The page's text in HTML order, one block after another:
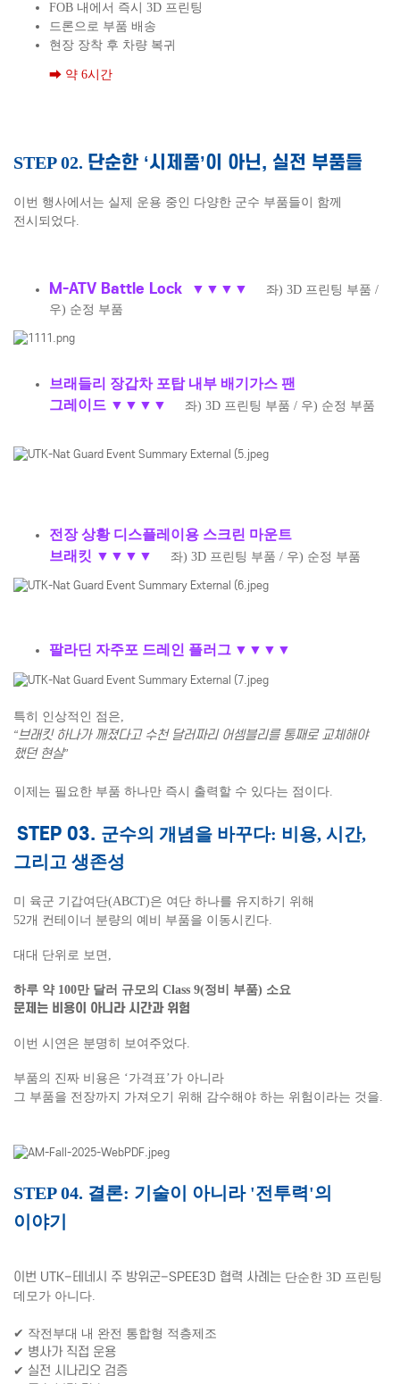
FOB 내에서 즉시 3D 프린팅
드론으로 부품 배송
현장 장착 후 차량 복귀
➡ 약 6시간
STEP 02. 단순한 ‘시제품’이 아닌, 실전 부품들
이번 행사에서는 실제 운용 중인 다양한 군수 부품들이 함께
전시되었다.
M-ATV Battle Lock ▼ ▼ ▼ ▼
좌) 3D 프린팅 부품 /
우) 순정 부품
브래들리 장갑차 포탑 내부 배기가스 팬
그레이드 ▼ ▼ ▼ ▼ 좌) 3D 프린팅 부품 / 우) 순정 부품
전장 상황 디스플레이용 스크린 마운트
브래킷 ▼ ▼ ▼ ▼ 좌) 3D 프린팅 부품 / 우) 순정 부품
팔라딘 자주포 드레인 플러그 ▼ ▼ ▼ ▼
특히 인상적인 점은,
“브래킷 하나가 깨졌다고 수천 달러짜리 어셈블리를 통째로 교체해야
했던 현실”
이제는 필요한 부품 하나만 즉시 출력할 수 있다는 점이다.
STEP 03. 군수의 개념을 바꾸다: 비용, 시간,
그리고 생존성
미 육군 기갑여단(ABCT)은 여단 하나를 유지하기 위해
52개 컨테이너 분량의 예비 부품을 이동시킨다.
대대 단위로 보면,
하루 약 100만 달러 규모의 Class 9(정비 부품) 소요
문제는 비용이 아니라 시간과 위험
이번 시연은 분명히 보여주었다.
부품의 진짜 비용은 ‘가격표’가 아니라
그 부품을 전장까지 가져오기 위해 감수해야 하는 위험이라는 것을.
STEP 04. 결론: 기술이 아니라 '전투력'의
이야기
이번 UTK–테네시 주 방위군–SPEE3D 협력 사례는 단순한 3D 프린팅
데모가 아니다.
✔ 작전부대 내 완전 통합형 적층제조
✔ 병사가 직접 운용
✔ 실전 시나리오 검증